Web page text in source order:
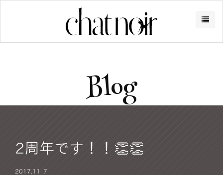
Blog
2周年です！！👏👏
2017. 11. 7